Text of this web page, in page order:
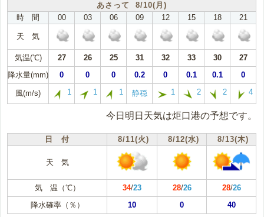
あさって 8/10(月)
時 間
00 03 06 09 12 15 18 21
天 気
気温(℃) 27 26 25 31 32 33 30
27
降水量(mm)
0 0 0 0.2 0 0.1 0.1 0
風(m/s) 1 1 1 静穏 1 2 2 4
今日明日天気は炬口港の予想です。
日 付 8/11(火) 8/12(水) 8/13(木)
天 気
気 温（℃） 34/23 28/26 28/26
降水確率（％）
10 0 40